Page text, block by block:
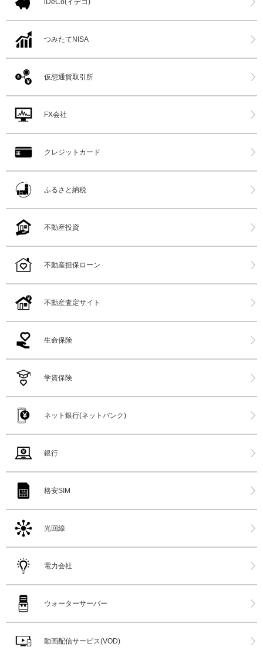
iDeCo(イデコ)
つみたてNISA
仮想通貨取引所
FX会社
クレジットカード
ふるさと納税
不動産投資
不動産担保ローン
不動産査定サイト
生命保険
学資保険
ネット銀行(ネットバンク)
銀行
格安SIM
光回線
電力会社
ウォーターサーバー
動画配信サービス(VOD)